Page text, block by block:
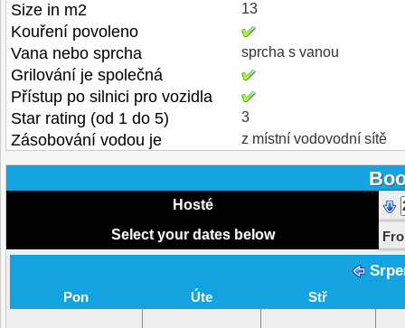
Size in m2 13
Kouření povoleno
Vana nebo sprcha
sprcha s vanou
Grilování je společná
Přístup po silnici pro vozidla
Star rating (od 1 do 5)
3
Zásobování vodou je z místní vodovodní sítě
Hosté
Select your dates below
Pon Úte Stř